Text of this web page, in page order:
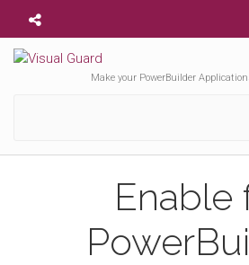
Make your PowerBuilder
Enable